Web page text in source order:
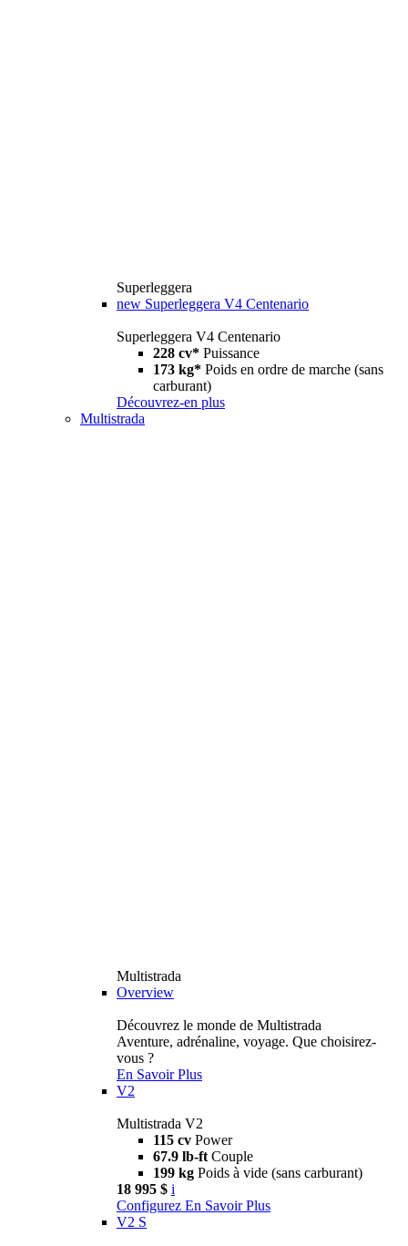
Superleggera
new Superleggera V4 Centenario
Superleggera V4 Centenario
228 cv* Puissance
173 kg* Poids en ordre de marche (sans
carburant)
Découvrez-en plus
Multistrada
Multistrada
Overview
Découvrez le monde de Multistrada
Aventure, adrénaline, voyage. Que choisirez-
vous ?
En Savoir Plus
V2
Multistrada V2
115 cv Power
67.9 lb-ft Couple
199 kg Poids à vide (sans carburant)
18 995 $ i
Configurez En Savoir Plus
V2 S